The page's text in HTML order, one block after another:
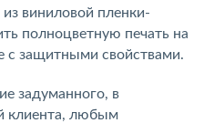
виниловой пленки-
полноцветную печать на
с защитными свойствами.
задуманного, в
клиента, любым